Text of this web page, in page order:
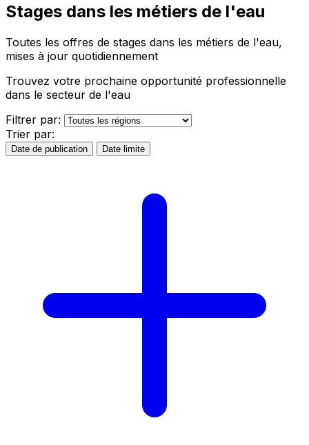
Stages dans les métiers de l'eau
Toutes les offres de stages dans les métiers de l'eau,
mises à jour quotidiennement
Trouvez votre prochaine opportunité professionnelle
dans le secteur de l'eau
Filtrer par:
Trier par:
Date de publication Date limite